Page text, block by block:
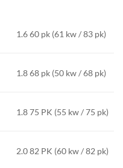
1.6 60 pk (61 kw / 83 pk)
1.8 68 pk (50 kw / 68 pk)
1.8 75 PK (55 kw / 75 pk)
2.0 82 PK (60 kw / 82 pk)